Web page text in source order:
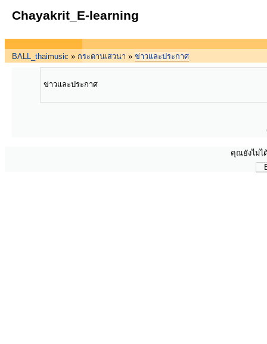
Chayakrit_E-learning
BALL_thaimusic » กระดานเสวนา » ข่าวและประกาศ
ข่าวและประกาศ
คุณยังไม่ไ